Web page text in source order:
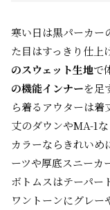
寒い日は黒パーカー
た目はすっきり仕上
のスウェット生地で
の機能インナーを足
ら着るアウターは
丈のダウンやMA-1
カラーならきれいめ
ーツや厚底スニーカ
ボトムスはテーパー
ワントーンにグレー